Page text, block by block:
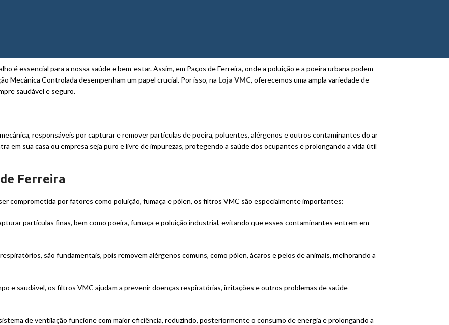
é essencial para a nossa saúde e bem-estar. Assim, em Paços de Ferreira, onde a poluição e a poeira urbana podem
Controlada desempenham um papel crucial. Por isso, na Loja VMC, oferecemos uma ampla variedade de
saudável e seguro.
responsáveis por capturar e remover partículas de poeira, poluentes, alérgenos e outros contaminantes do ar
em sua casa ou empresa seja puro e livre de impurezas, protegendo a saúde dos ocupantes e prolongando a vida útil
Ferreira
comprometida por fatores como poluição, fumaça e pólen, os filtros VMC são especialmente importantes:
partículas finas, bem como poeira, fumaça e poluição industrial, evitando que esses contaminantes entrem em
são fundamentais, pois removem alérgenos comuns, como pólen, ácaros e pelos de animais, melhorando a
e saudável, os filtros VMC ajudam a prevenir doenças respiratórias, irritações e outros problemas de saúde
de ventilação funcione com maior eficiência, reduzindo, posteriormente o consumo de energia e prolongando a